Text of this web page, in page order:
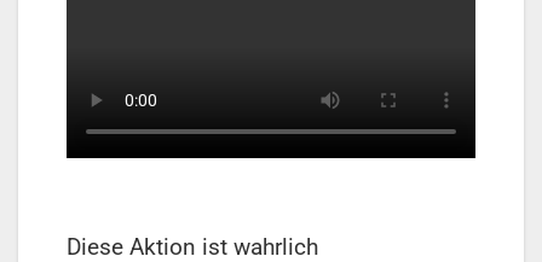
Diese Aktion ist wahrlich